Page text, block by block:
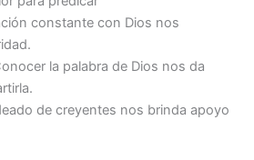
constante con Dios nos
la palabra de Dios nos da
de creyentes nos brinda apoyo